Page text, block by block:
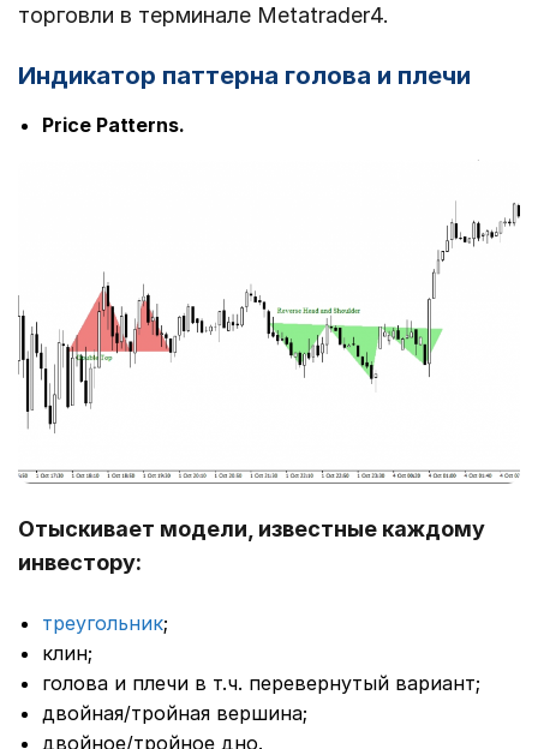
торговли в терминале Metatrader4.
Индикатор паттерна голова и плечи
Price Patterns.
Отыскивает модели, известные каждому
инвестору:
треугольник;
клин;
голова и плечи в т.ч. перевернутый вариант;
двойная/тройная вершина;
двойное/тройное дно.